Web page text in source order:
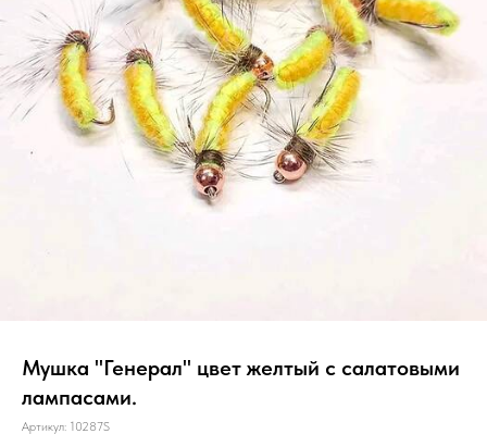
Мушка "Генерал" цвет желтый с салатовыми
лампасами.
Артикул: 10287S